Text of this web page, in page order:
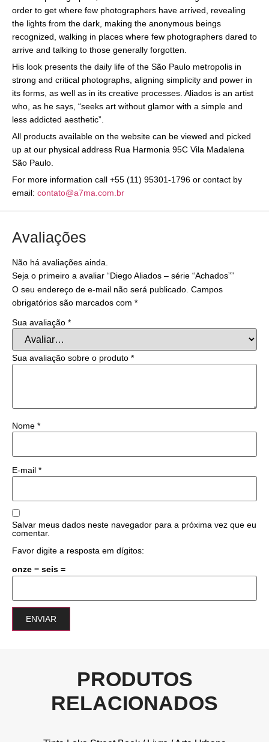
order to get where few photographers have arrived, revealing
the lights from the dark, making the anonymous beings
recognized, walking in places where few photographers dared to
arrive and talking to those generally forgotten.
His look presents the daily life of the São Paulo metropolis in
strong and critical photographs, aligning simplicity and power in
its forms, as well as in its creative processes. Aliados is an artist
who, as he says, “seeks art without glamor with a simple and
less addicted aesthetic”.
All products available on the website can be viewed and picked
up at our physical address Rua Harmonia 95C Vila Madalena
São Paulo.
For more information call +55 (11) 95301-1796 or contact by
email: contato@a7ma.com.br
Avaliações
Não há avaliações ainda.
Seja o primeiro a avaliar “Diego Aliados – série “Achados””
O seu endereço de e-mail não será publicado. Campos
obrigatórios são marcados com *
Sua avaliação *
Sua avaliação sobre o produto *
Nome *
E-mail *
Salvar meus dados neste navegador para a próxima vez que eu
comentar.
Favor digite a resposta em dígitos:
onze − seis =
PRODUTOS
RELACIONADOS